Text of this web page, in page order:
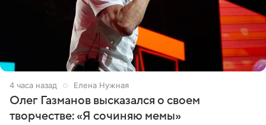
4 часа назад Елена Нужная
Олег Газманов высказался о своем
творчестве: «Я сочиняю мемы»